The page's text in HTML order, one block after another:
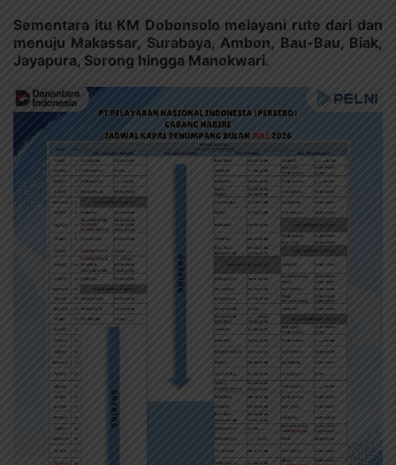
Sementara itu KM Dobonsolo melayani rute dari dan
menuju Makassar, Surabaya, Ambon, Bau-Bau, Biak,
Jayapura, Sorong hingga Manokwari.